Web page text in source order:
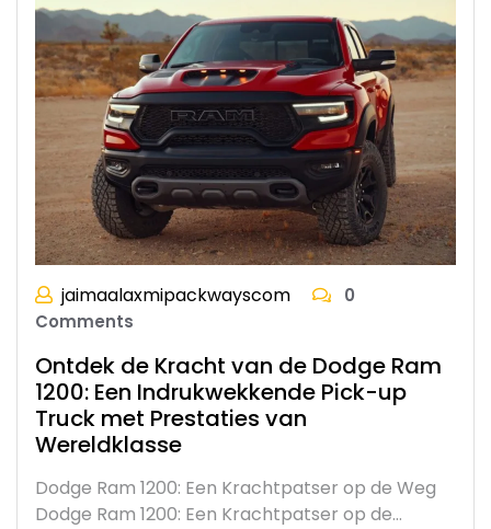
jaimaalaxmipackwayscom
0
Comments
Ontdek de Kracht van de Dodge Ram
1200: Een Indrukwekkende Pick-up
Truck met Prestaties van
Wereldklasse
Dodge Ram 1200: Een Krachtpatser op de Weg
Dodge Ram 1200: Een Krachtpatser op de…